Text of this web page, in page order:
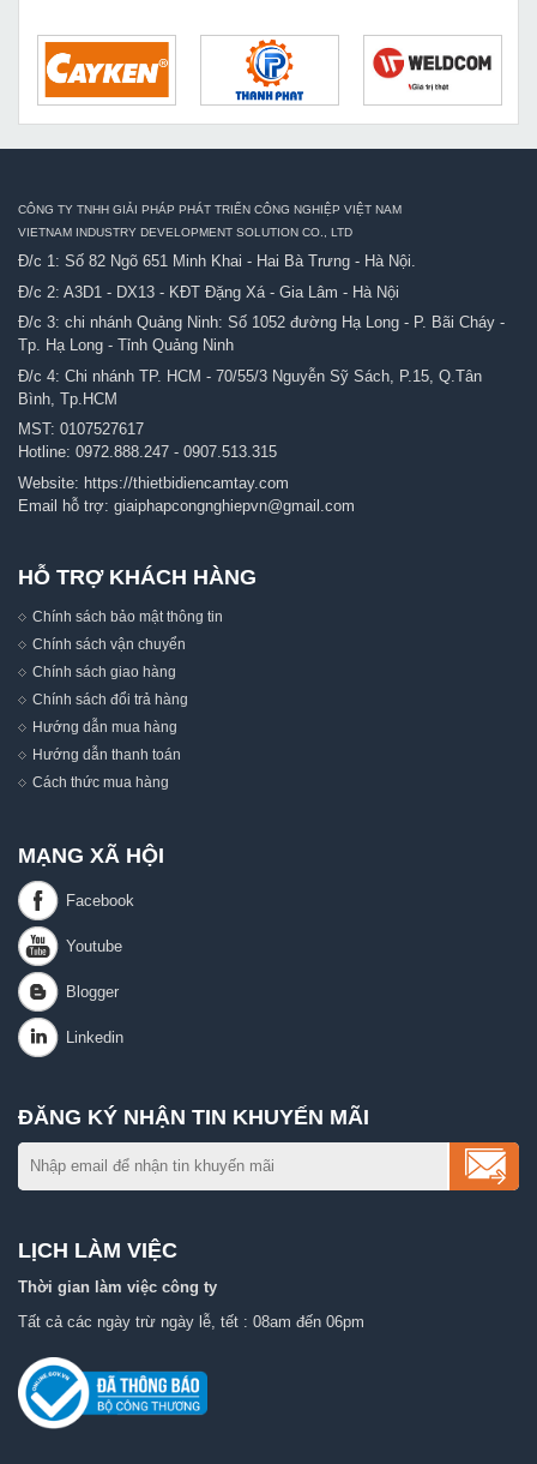
CÔNG TY TNHH GIẢI PHÁP PHÁT TRIỂN CÔNG NGHIỆP VIỆT NAM
VIETNAM INDUSTRY DEVELOPMENT SOLUTION CO., LTD
Đ/c 1: Số 82 Ngõ 651 Minh Khai - Hai Bà Trưng - Hà Nội.
Đ/c 2: A3D1 - DX13 - KĐT Đặng Xá - Gia Lâm - Hà Nội
Đ/c 3: chi nhánh Quảng Ninh: Số 1052 đường Hạ Long - P. Bãi Cháy -
Tp. Hạ Long - Tỉnh Quảng Ninh
Đ/c 4: Chi nhánh TP. HCM - 70/55/3 Nguyễn Sỹ Sách, P.15, Q.Tân
Bình, Tp.HCM
MST: 0107527617
Hotline: 0972.888.247 - 0907.513.315
Website: https://thietbidiencamtay.com
Email hỗ trợ: giaiphapcongnghiepvn@gmail.com
HỖ TRỢ KHÁCH HÀNG
Chính sách bảo mật thông tin
Chính sách vận chuyển
Chính sách giao hàng
Chính sách đổi trả hàng
Hướng dẫn mua hàng
Hướng dẫn thanh toán
Cách thức mua hàng
MẠNG XÃ HỘI
ĐĂNG KÝ NHẬN TIN KHUYẾN MÃI
LỊCH LÀM VIỆC
Thời gian làm việc công ty
Tất cả các ngày trừ ngày lễ, tết : 08am đến 06pm